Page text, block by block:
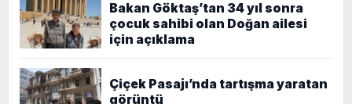
Bakan Göktaş’tan 34 yıl sonra
çocuk sahibi olan Doğan ailesi
için açıklama
Çiçek Pasajı’nda tartışma yaratan
görüntü